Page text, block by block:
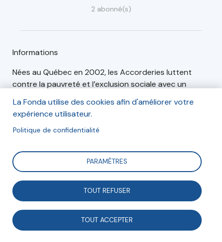
2 abonné(s)
Informations
Nées au Québec en 2002, les Accorderies luttent
contre la pauvreté et l’exclusion sociale avec un
Créé en octobre 2013, le Réseau des Accorderies de
France soutient, forme et accompagne l’essor des
Accorderies en France.
Plus de 13 000 accordeurs sont
aujourd’hui inscrits au sein de 33
Accorderies.
La Fonda utilise des cookies afin d'améliorer votre
expérience utilisateur.
Politique de confidentialité
PARAMÈTRES
TOUT REFUSER
TOUT ACCEPTER